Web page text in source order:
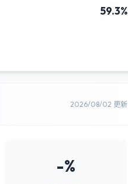
59.3%
2026/08/02 更新
-%